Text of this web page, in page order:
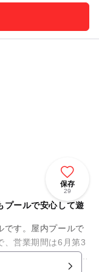
保存
29
プールで安心して遊
です。屋内プールで
、営業期間は6月第3
注意ください。 お